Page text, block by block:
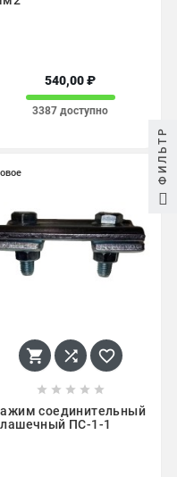
540,00 ₽
3387 доступно
  
    
соединительный
ПС-1-1
ФИЛЬТР